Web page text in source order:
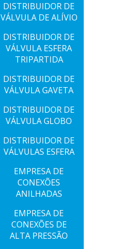
DISTRIBUIDOR DE
VÁLVULA DE ALÍVIO
DISTRIBUIDOR DE
VÁLVULA ESFERA
TRIPARTIDA
DISTRIBUIDOR DE
VÁLVULA GAVETA
DISTRIBUIDOR DE
VÁLVULA GLOBO
DISTRIBUIDOR DE
VÁLVULAS ESFERA
EMPRESA DE
CONEXÕES
ANILHADAS
EMPRESA DE
CONEXÕES DE
ALTA PRESSÃO